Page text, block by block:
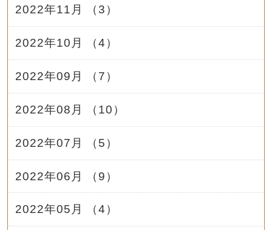
2022年11月 （3）
2022年10月 （4）
2022年09月 （7）
2022年08月 （10）
2022年07月 （5）
2022年06月 （9）
2022年05月 （4）